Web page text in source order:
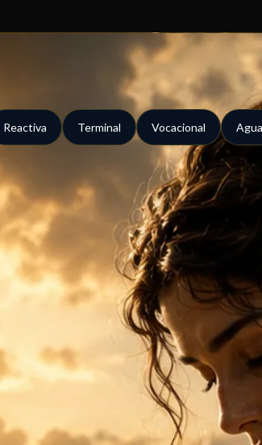
Reactiva Terminal Vocacional Agua